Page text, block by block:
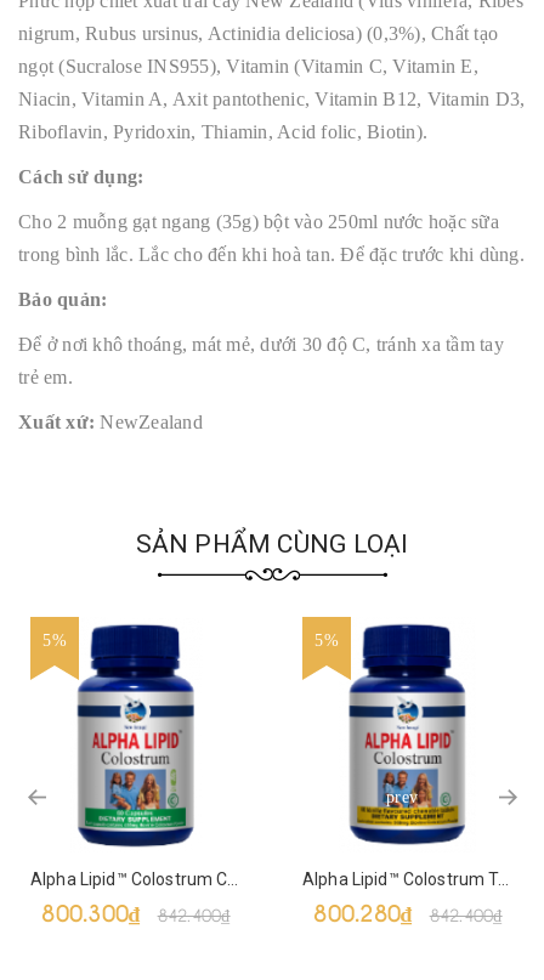
nigrum, Rubus ursinus, Actinidia deliciosa) (0,3%), Chất tạo
ngọt (Sucralose INS955), Vitamin (Vitamin C, Vitamin E,
Niacin, Vitamin A, Axit pantothenic, Vitamin B12, Vitamin D3,
Riboflavin, Pyridoxin, Thiamin, Acid folic, Biotin).
Cách sử dụng:
Cho 2 muỗng gạt ngang (35g) bột vào 250ml nước hoặc sữa
trong bình lắc. Lắc cho đến khi hoà tan. Để đặc trước khi dùng.
Bảo quản:
Để ở nơi khô thoáng, mát mẻ, dưới 30 độ C, tránh xa tầm tay
trẻ em.
Xuất xứ: NewZealand
SẢN PHẨM CÙNG LOẠI
5%
800.300₫ 842.400₫
5%
Alpha Lipid™ Colostrum Tablets
800.280₫ 842.400₫
prev